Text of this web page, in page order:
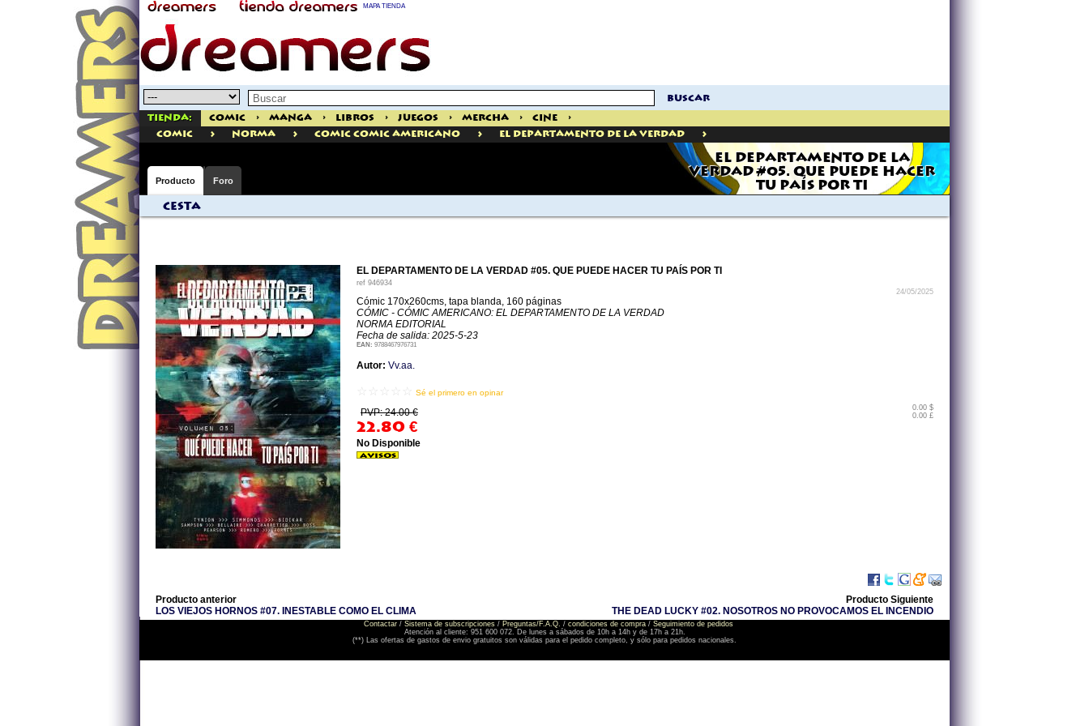
MAPA TIENDA
buscar
Tienda: Comic > Manga > Libros > Juegos > Mercha > Cine
>
comic
> Norma > Comic Comic Americano > El Departamento De La Verdad >
EL DEPARTAMENTO DE LA
VERDAD #05. QUE PUEDE HACER
TU PAÍS POR TI
Producto Foro
Cesta
EL DEPARTAMENTO DE LA VERDAD #05. QUE PUEDE HACER TU PAÍS POR TI
ref 946934
24/05/2025
Cómic 170x260cms, tapa blanda, 160 páginas
CÓMIC - CÓMIC AMERICANO: EL DEPARTAMENTO DE LA VERDAD
NORMA EDITORIAL
Fecha de salida: 2025-5-23
EAN: 9788467976731
Autor: Vv.aa.
Sé el primero en opinar
PVP: 24.00 €
22.80 €
0.00 $
0.00 £
No Disponible
Producto anterior
LOS VIEJOS HORNOS #07. INESTABLE COMO EL CLIMA
Producto Siguiente
THE DEAD LUCKY #02. NOSOTROS NO PROVOCAMOS EL INCENDIO
Contactar / Sistema de subscripciones / Preguntas/F.A.Q. / condiciones de compra / Seguimiento de pedidos
Atención al cliente: 951 600 072. De lunes a sábados de 10h a 14h y de 17h a 21h.
(**) Las ofertas de gastos de envio gratuitos son válidas para el pedido completo, y sólo para pedidos nacionales.